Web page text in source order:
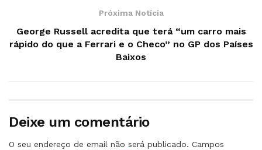
Próxima Notícia
George Russell acredita que terá “um carro mais
rápido do que a Ferrari e o Checo” no GP dos Países
Baixos
Deixe um comentário
O seu endereço de email não será publicado. Campos